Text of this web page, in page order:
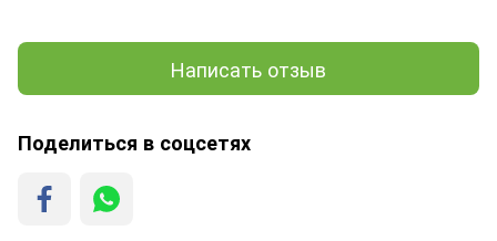
Написать отзыв
Поделиться в соцсетях